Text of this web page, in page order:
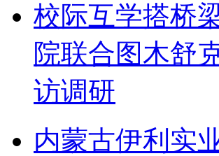
校际互学搭桥
院联合图木舒
访调研
内蒙古伊利实